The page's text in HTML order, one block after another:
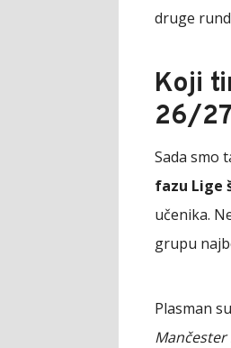
druge
Koji
26/
Sada smo
fazu Lige
učenika.
grupu
Plasman